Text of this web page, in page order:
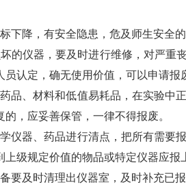
下降，有安全隐患，危及师生安全
的仪器，要及时进行维修，对严重
认定，确无使用价值，可以申请报
品、材料和低值易耗品，在实验中
，应妥善保管，一律不得报废。
仪器、药品进行清点，把所有需要
上级规定价值的物品或特定仪器应
要及时清理出仪器室，及时补充已